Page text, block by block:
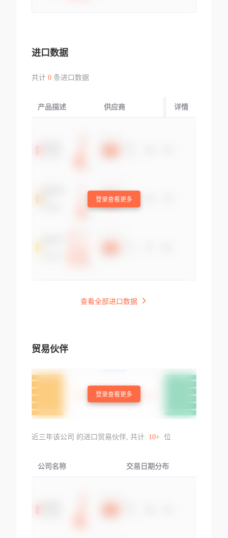
进口数据
共计 0条进口数据
产品描述 供应商 起运国/地区
详情
登录查看更多
查看全部进口数据
贸易伙伴
登录查看更多
近三年该公司 的进口贸易伙伴, 共计 10+ 位
公司名称 交易日期分布